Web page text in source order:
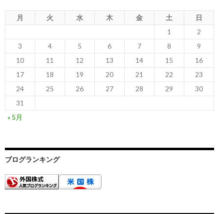
月 火 水 木 金 土
日
1
2
3
4 5 6 7 8
9
10
11 12 13 14 15
16
17
18 19 20 21 22
23
24
25 26 27 28 29
30
31
« 5月
ブログランキング